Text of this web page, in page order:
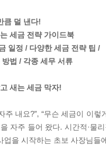
큼 덜 낸다!
세금 전략 가이드북
일정 / 다양한 세금 전략 팁 /
법 / 각종 세무 서류
새는 세금 막자!
주 내요?”, “무슨 세금이 이
자주 들어 왔다. 시간적·물
업을 시작하는 초보 사장님들